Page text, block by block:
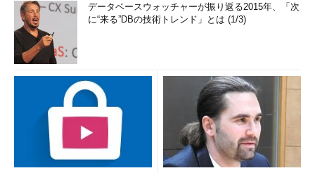
データベースウォッチャーが振り返る2015年、「次
に“来る”DBの技術トレンド」とは (1/3)